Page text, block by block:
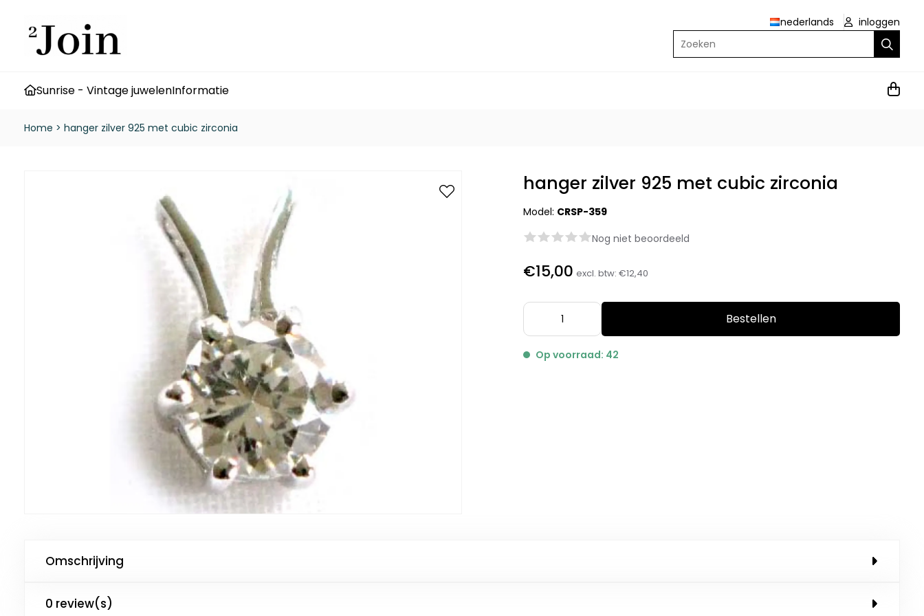
nederlands
inloggen
Zoeken
Sunrise - Vintage juwelenInformatie
Home > hanger zilver 925 met cubic zirconia
hanger zilver 925 met cubic zirconia
Model: CRSP-359
Nog niet beoordeeld
€15,00 excl. btw:€12,40
Bestellen
Op voorraad: 42
Omschrijving
0 review(s)